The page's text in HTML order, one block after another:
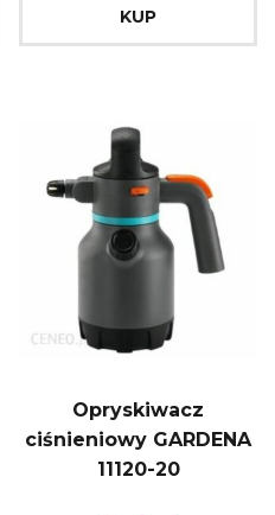
KUP
Opryskiwacz
ciśnieniowy GARDENA
11120-20